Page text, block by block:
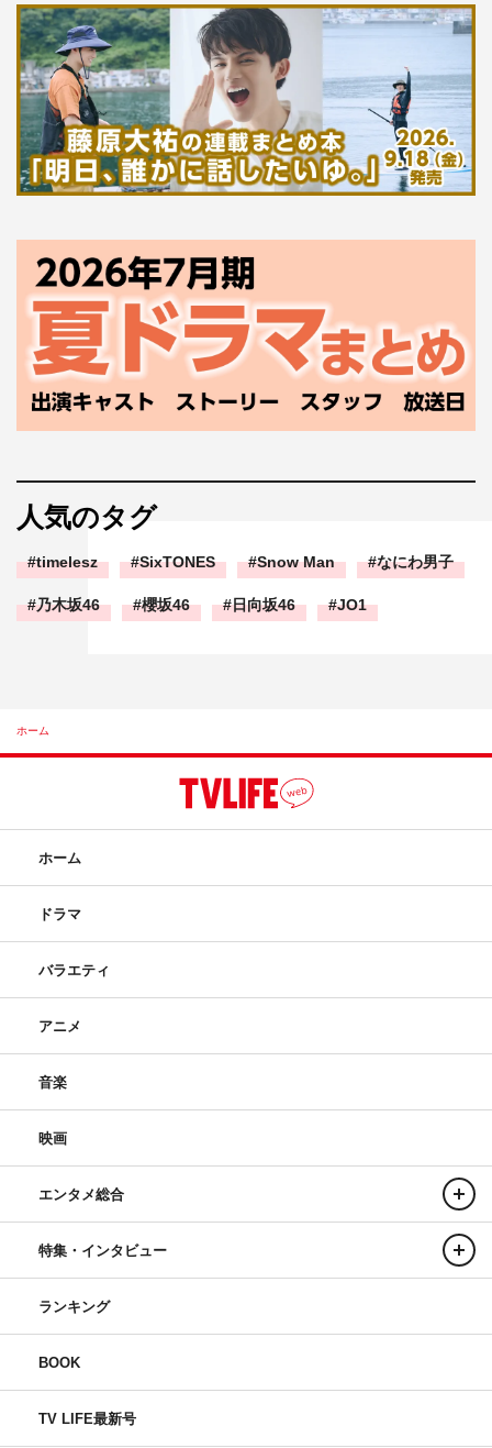
人気のタグ
timelesz SixTONES Snow Man なにわ男子
乃木坂46 櫻坂46 日向坂46 JO1
ホーム
ホーム
ドラマ
バラエティ
アニメ
音楽
映画
エンタメ総合
特集・インタビュー
ランキング
BOOK
TV LIFE最新号